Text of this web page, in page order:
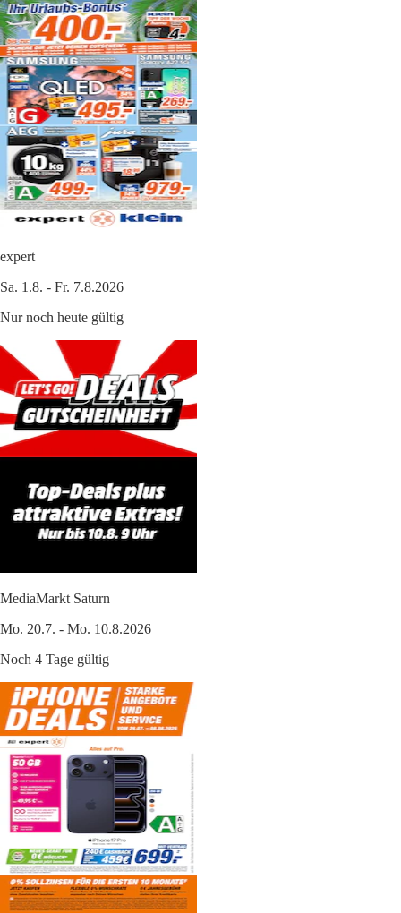
expert
Sa. 1.8. - Fr. 7.8.2026
Nur noch heute gültig
MediaMarkt Saturn
Mo. 20.7. - Mo. 10.8.2026
Noch 4 Tage gültig